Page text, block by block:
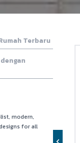
Terbaru
modern,
for all